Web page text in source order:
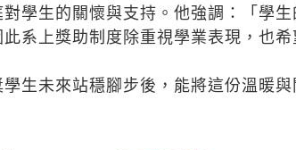
學生的關懷與支持。他強調：「學
系上獎助制度除重視學業表現，也
生未來站穩腳步後，能將這份溫暖